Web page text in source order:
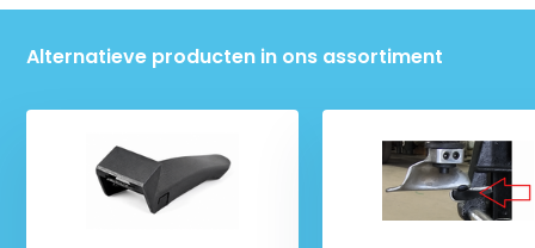
Alternatieve producten in ons assortiment